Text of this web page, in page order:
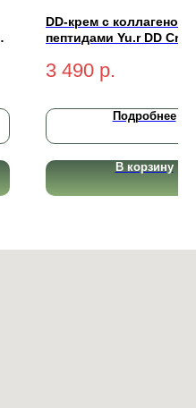
DD-крем с коллагеном
пептидами Yu.r DD
PA++++ (light-светлый)
3 490 р.
Подробнее
В корзину